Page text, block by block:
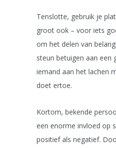
Tenslotte, gebruik je
groot ook – voor iets
om het delen van
steun betuigen aan een
iemand aan het lachen
doet ertoe.
Kortom, bekende
een enorme invloed op
positief als negatief.